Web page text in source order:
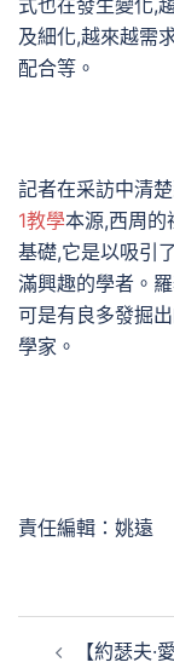
式也在發生變化,
及細化,越來越需
配合等。
記者在采訪中清
1教學本源,西周的
基礎,它是以吸引
滿興趣的學者。
可是有良多發掘
學家。
責任編輯：姚遠
【約瑟夫